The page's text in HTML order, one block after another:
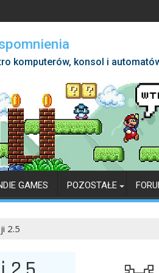
komputerów, konsol i
GAMES POZOSTAŁE
2.5